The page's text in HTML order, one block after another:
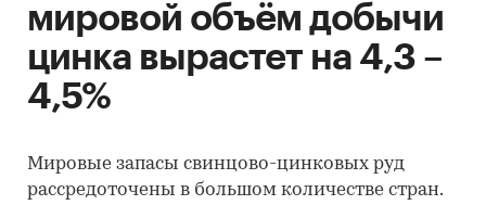
мировой объём добычи
цинка вырастет на 4,3 –
4,5%
Мировые запасы свинцово-цинковых руд
рассредоточены в большом количестве стран.